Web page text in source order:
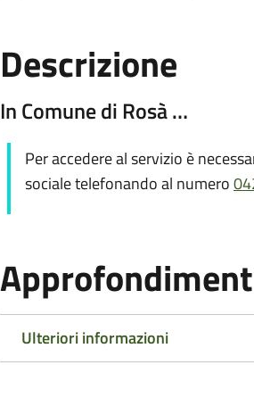
Descrizione
In Comune di Rosà …
Per accedere al servizio è
sociale telefonando al numero
Ulteriori informazioni